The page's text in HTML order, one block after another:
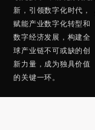
新，引领数字化时代，
赋能产业数字化转型和
数字经济发展，构建全
球产业链不可或缺的创
新力量，成为独具价值
的关键一环。